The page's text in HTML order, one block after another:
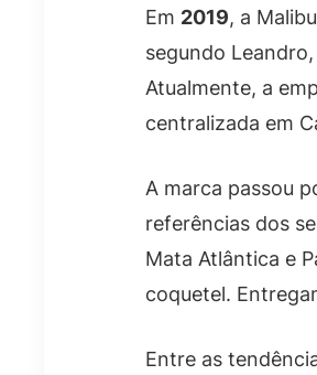
Em 2019, a
segundo
Atualmente, a
centralizada em
A marca passou
referências dos
Mata Atlântica e
coquetel.
Entre as